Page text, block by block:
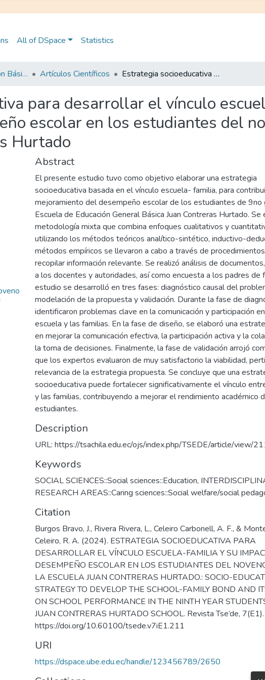
All of DSpace Statistics
Maestría en Educación Básica Artículos Científicos Estrategia socioeducativa para desarrollar el vínculo escuela-familia y su impacto en el desempeño escolar en los estudiantes del noveno año de la escuela Juan Contreras Hurtado
para desarrollar el vínculo
escolar en los estudiantes del
Hurtado
Abstract
El presente estudio tuvo como objetivo elaborar una estrategia
socioeducativa basada en el vínculo escuela- familia, para
mejoramiento del desempeño escolar de los estudiantes de 9no
Escuela de Educación General Básica Juan Contreras Hurtado. Se
metodología mixta que combina enfoques cualitativos y
utilizando los métodos teóricos analítico-sintético, inductivo-
métodos empíricos se llevaron a cabo a través de
recopilar información relevante. Se realizó análisis de
a los docentes y autoridades, así como encuesta a los padres de
estudio se desarrolló en tres fases: diagnóstico causal del
modelación de la propuesta y validación. Durante la fase de
identificaron problemas clave en la comunicación y participación
escuela y las familias. En la fase de diseño, se elaboró una
en mejorar la comunicación efectiva, la participación activa y la
la toma de decisiones. Finalmente, la fase de validación arrojó
que los expertos evaluaron de muy satisfactorio la viabilidad,
relevancia de la estrategia propuesta. Se concluye que una
socioeducativa puede fortalecer significativamente el vínculo
y las familias, contribuyendo a mejorar el rendimiento académico
estudiantes.
Description
URL: https://tsachila.edu.ec/ojs/index.php/TSEDE/article/view/
Keywords
SOCIAL SCIENCES::Social sciences::Education,
RESEARCH AREAS::Caring sciences::Social welfare/social
Citation
Burgos Bravo, J., Rivera Rivera, L., Celeiro Carbonell, A. F., &
Celeiro, R. A. (2024). ESTRATEGIA SOCIOEDUCATIVA PARA
DESARROLLAR EL VÍNCULO ESCUELA-FAMILIA Y SU
DESEMPEÑO ESCOLAR EN LOS ESTUDIANTES DEL
LA ESCUELA JUAN CONTRERAS HURTADO.: SOCIO-
STRATEGY TO DEVELOP THE SCHOOL-FAMILY BOND AND
ON SCHOOL PERFORMANCE IN THE NINTH YEAR
JUAN CONTRERAS HURTADO SCHOOL. Revista Tse’de, 7(E1).
https://doi.org/10.60100/tsede.v7iE1.211
URI
https://dspace.ube.edu.ec/handle/123456789/2650